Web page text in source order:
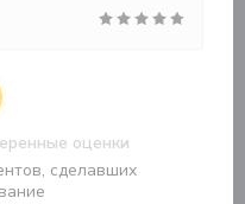
оценки
сделавших